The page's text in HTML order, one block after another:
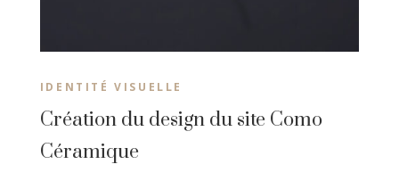
IDENTITÉ VISUELLE
Création du design du site Como
Céramique